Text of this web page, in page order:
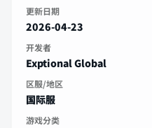
更新日期
2026-04-23
开发者
Exptional Global
区服/地区
国际服
游戏分类